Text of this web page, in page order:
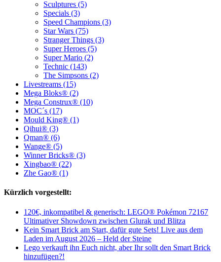
Sculptures (5)
Specials (3)
Speed Champions (3)
Star Wars (75)
Stranger Things (3)
Super Heroes (5)
Super Mario (2)
Technic (143)
The Simpsons (2)
Livestreams (15)
Mega Bloks® (2)
Mega Construx® (10)
MOC´s (17)
Mould King® (1)
Qihui® (3)
Qman® (6)
Wange® (5)
Winner Bricks® (3)
Xingbao® (22)
Zhe Gao® (1)
Kürzlich vorgestellt:
120€, inkompatibel & generisch: LEGO® Pokémon 72167
Ultimativer Showdown zwischen Glurak und Blitza
Kein Smart Brick am Start, dafür gute Sets! Live aus dem
Laden im August 2026 – Held der Steine
Lego verkauft ihn Euch nicht, aber Ihr sollt den Smart Brick
hinzufügen?!